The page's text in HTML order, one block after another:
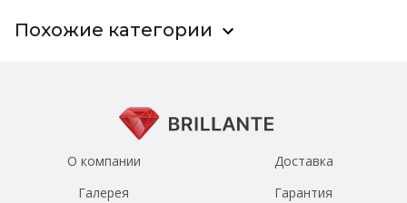
Похожие категории
О компании
Галерея
Доставка
Гарантия